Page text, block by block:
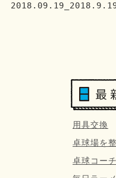
2018.09.19_2018.9.19
用具交換
卓球場を
卓球コー